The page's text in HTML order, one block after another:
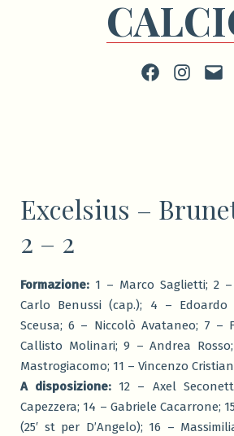
FacebookInstagram
scrivi
Excelsius –
2 – 2
Formazione: 1 – Marco Saglietti; 2
Carlo Benussi (cap.); 4 –
Sceusa; 6 – Niccolò Avataneo; 7 –
Callisto Molinari; 9 – Andrea
Mastrogiacomo; 11 – Vincenzo
A disposizione: 12 – Axel
Capezzera; 14 – Gabriele Cacarrone;
(25′ st per D’Angelo); 16 –